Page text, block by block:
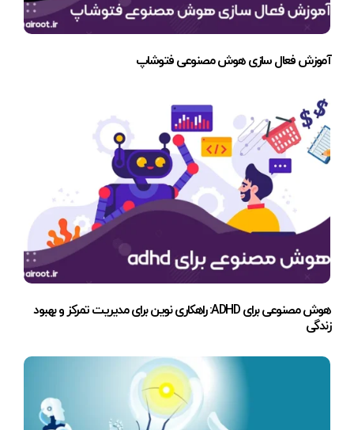
آموزش فعال سازی هوش مصنوعی فتوشاپ
هوش مصنوعی برای ADHD: راهکاری نوین برای مدیریت تمرکز و بهبود
زندگی